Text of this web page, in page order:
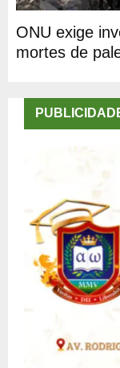
ONU exige
mortes de